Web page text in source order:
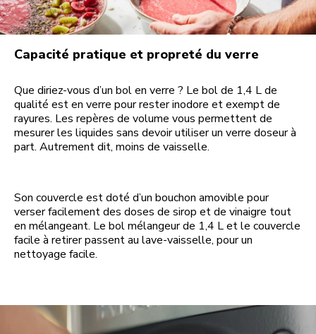
Capacité pratique et propreté du verre
Que diriez-vous d’un bol en verre ? Le bol de 1,4 L de
qualité est en verre pour rester inodore et exempt de
rayures. Les repères de volume vous permettent de
mesurer les liquides sans devoir utiliser un verre doseur à
part. Autrement dit, moins de vaisselle.
Son couvercle est doté d’un bouchon amovible pour
verser facilement des doses de sirop et de vinaigre tout
en mélangeant. Le bol mélangeur de 1,4 L et le couvercle
facile à retirer passent au lave-vaisselle, pour un
nettoyage facile.